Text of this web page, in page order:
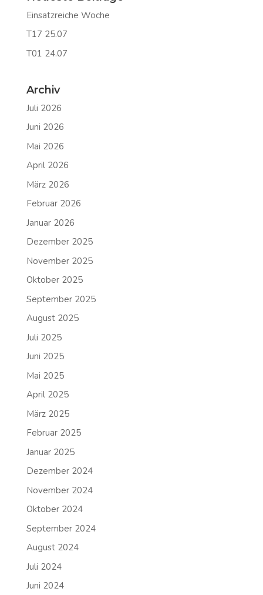
Einsatzreiche Woche
T17 25.07
T01 24.07
Archiv
Juli 2026
Juni 2026
Mai 2026
April 2026
März 2026
Februar 2026
Januar 2026
Dezember 2025
November 2025
Oktober 2025
September 2025
August 2025
Juli 2025
Juni 2025
Mai 2025
April 2025
März 2025
Februar 2025
Januar 2025
Dezember 2024
November 2024
Oktober 2024
September 2024
August 2024
Juli 2024
Juni 2024